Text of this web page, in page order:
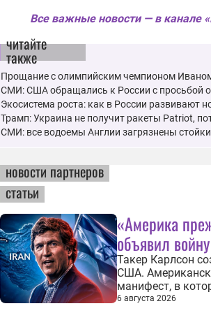
Все важные новости — в канале
читайте
также
Прощание с олимпийским чемпионом
СМИ: США обращались к России с просьбой
Экосистема роста: как в России развивают
Трамп: Украина не получит ракеты Patriot,
СМИ: все водоемы Англии загрязнены
новости партнеров
статьи
«Америка
объявил
Такер Карлсон
США.
манифест, в
иностранным
6 августа 2026